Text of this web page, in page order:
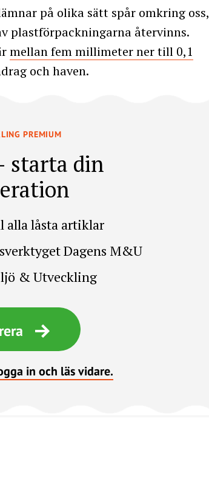
på olika sätt spår omkring oss,
plastförpackningarna återvinns.
mellan fem millimeter ner till 0,1
och haven.
PREMIUM
starta din
låsta artiklar
Dagens M&U
& Utveckling
in och läs vidare.